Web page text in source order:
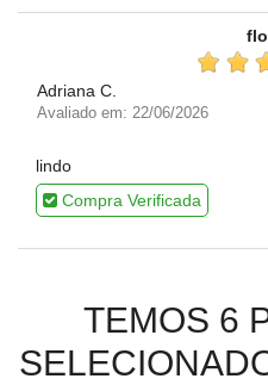
Adriana C.
Avaliado em: 22/06/2026
lindo
Compra Verificada
TEMOS 6